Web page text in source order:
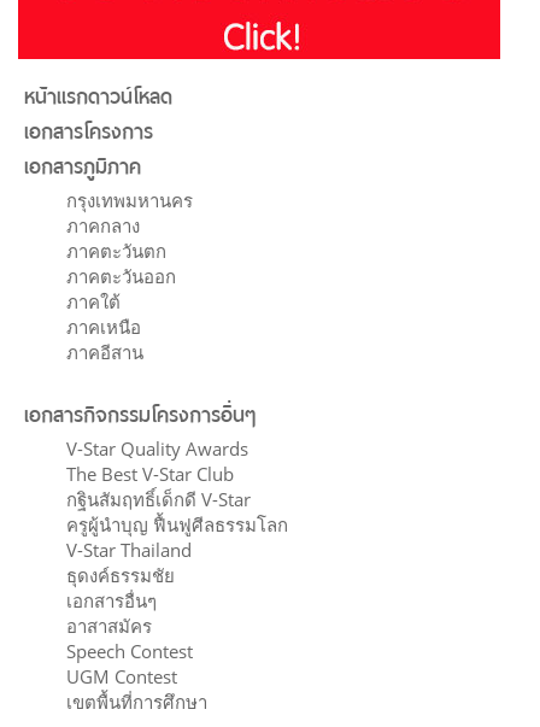
หน้าแรกดาวน์โหลด
เอกสารโครงการ
เอกสารภูมิภาค
กรุงเทพมหานคร
ภาคกลาง
ภาคตะวันตก
ภาคตะวันออก
ภาคใต้
ภาคเหนือ
ภาคอีสาน
เอกสารกิจกรรมโครงการอื่นๆ
V-Star Quality Awards
The Best V-Star Club
กฐินสัมฤทธิ์เด็กดี V-Star
ครูผู้นำบุญ ฟื้นฟูศีลธรรมโลก
V-Star Thailand
ธุดงค์ธรรมชัย
เอกสารอื่นๆ
อาสาสมัคร
Speech Contest
UGM Contest
เขตพื้นที่การศึกษา